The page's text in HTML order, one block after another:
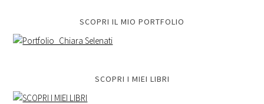
SCOPRI IL MIO PORTFOLIO
SCOPRI I MIEI LIBRI